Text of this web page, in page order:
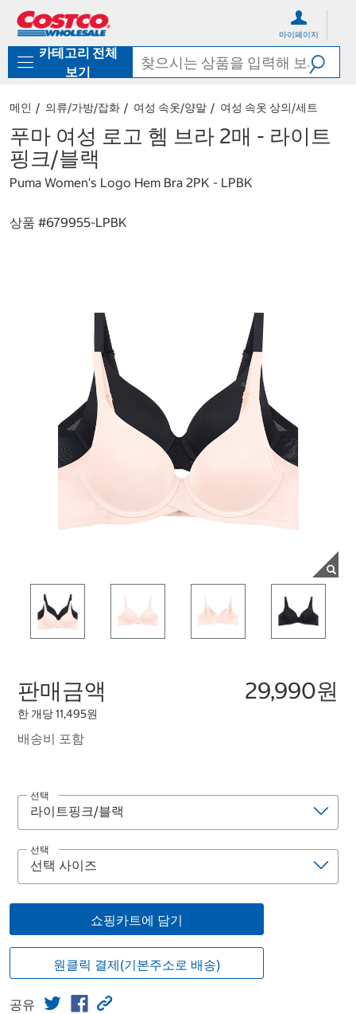
로
기
가
마이페이지
카테고리 전체
보기
메인 의류/가방/잡화 여성 속옷/양말 여성 속옷 상의/세트
푸마 여성 로고 헴 브라 2매 - 라이트
핑크/블랙
Puma Women's Logo Hem Bra 2PK - LPBK
상품 #679955-LPBK
판매금액 29,990원
한 개당 11,495원
배송비 포함
선택
선택
쇼핑카트에 담기
원클릭 결제(기본주소로 배송)
공유